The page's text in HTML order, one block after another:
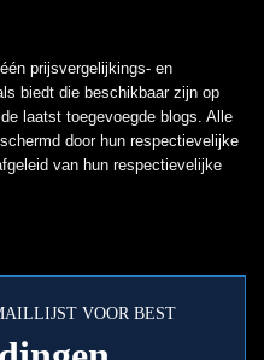
prijsvergelijkings- en
biedt die beschikbaar zijn op
laatst toegevoegde blogs. Alle
door hun respectievelijke
van hun respectievelijke
VOOR BEST